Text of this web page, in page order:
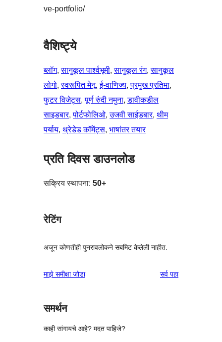
ve-portfolio/
वैशिष्ट्ये
ब्लॉग, सानुकूल पार्श्वभूमी, सानुकूल रंग, सानुकूल
लोगो, स्वरूपित मेनू, ई-वाणिज्य, प्रमुख प्रतिमा
फुटर विजेट्स, पूर्ण रुंदी नमुना, डावीकडील
साइडबार, पोर्टफोलिओ, उजवी साईडबार, थीम
पर्याय, थ्रेडेड कॉमेंट्स, भाषांतर तयार
प्रति दिवस डाउनलोड
सक्रिय स्थापना: 50+
रेटिंग
अजून कोणतीही पुनरावलोकने सबमिट केलेली नाहीत.
माझे समीक्षा जोडा सर्वपुनरावलोकने
पहा
समर्थन
काही सांगायचे आहे? मदत पाहिजे?